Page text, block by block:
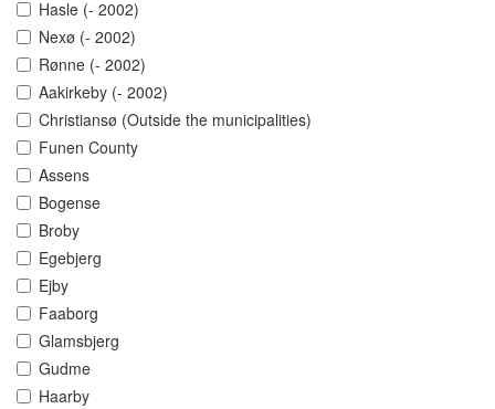
Hasle (- 2002)
Nexø (- 2002)
Rønne (- 2002)
Aakirkeby (- 2002)
Christiansø (Outside the municipalities)
Funen County
Assens
Bogense
Broby
Egebjerg
Ejby
Faaborg
Glamsbjerg
Gudme
Haarby